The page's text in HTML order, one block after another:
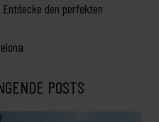
den perfekten
POSTS